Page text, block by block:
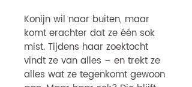
Konijn wil naar buiten, maar
komt erachter dat ze één sok
mist. Tijdens haar zoektocht
vindt ze van alles – en trekt ze
alles wat ze tegenkomt gewoon